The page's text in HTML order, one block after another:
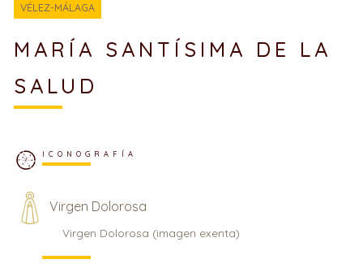
VÉLEZ-MÁLAGA
MARÍA SANTÍSIMA DE LA
SALUD
ICONOGRAFÍA
Virgen Dolorosa
Virgen Dolorosa (imagen exenta)